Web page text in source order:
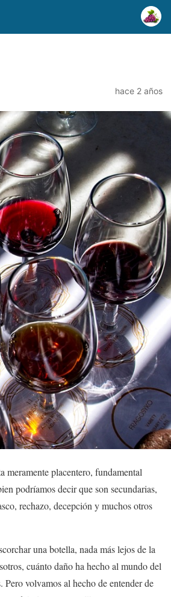
hace 2 años
meramente placentero, fundamental
podríamos decir que son secundarias,
rechazo, decepción y muchos otros
una botella, nada más lejos de la
cuánto daño ha hecho al mundo del
volvamos al hecho de entender de